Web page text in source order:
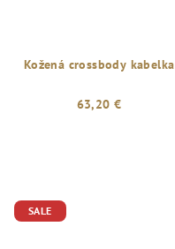
Kožená crossbody kabelka
63,20 €
SALE